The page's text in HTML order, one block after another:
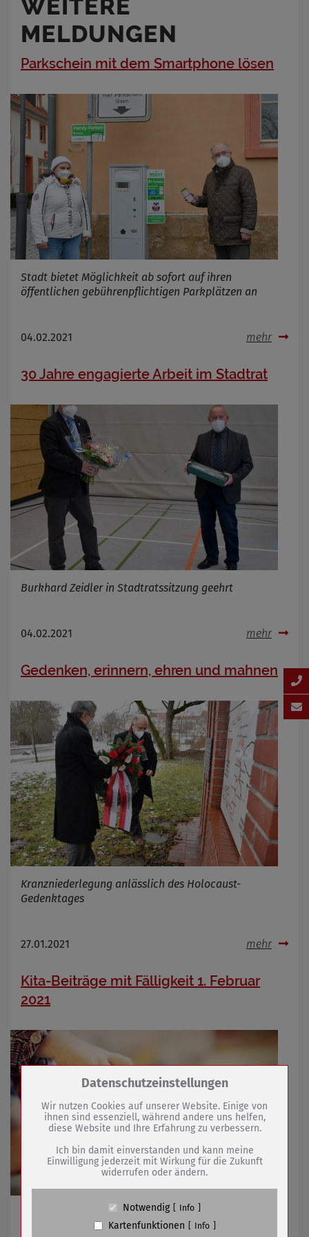
WEITERE
MELDUNGEN
Parkschein mit dem Smartphone lösen
Stadt bietet Möglichkeit ab sofort auf ihren
öffentlichen gebührenpflichtigen Parkplätzen an
04.02.2021 mehr
30 Jahre engagierte Arbeit im Stadtrat
Burkhard Zeidler in Stadtratssitzung geehrt
04.02.2021 mehr
Gedenken, erinnern, ehren und mahnen
Kranzniederlegung anlässlich des Holocaust-
Gedenktages
27.01.2021 mehr
Kita-Beiträge mit Fälligkeit 1. Februar
2021
Gebührenerhebung in sechs städtischen
Kindereinrichtungen
Zum Betrieb der Seite notwendige Cookies /
Name
PHP Session Cookie
Anbieter
Eigentümer dieser Website (Wenko-
Wenselaar GmbH & Co. KG)
Absicherung Kontaktformular / SPAM
Datenschutzeinstellungen
Wir nutzen Cookies auf unserer Website. Einige von
ihnen sind essenziell, während andere uns helfen,
diese Website und Ihre Erfahrung zu verbessern.
Ich bin damit einverstanden und kann meine
Einwilligung jederzeit mit Wirkung für die Zukunft
widerrufen oder ändern.
Notwendig Info
Kartenfunktionen Info